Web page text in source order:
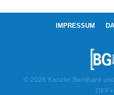
IMPRESSUM
© 2026 Kanzlei Bernhard